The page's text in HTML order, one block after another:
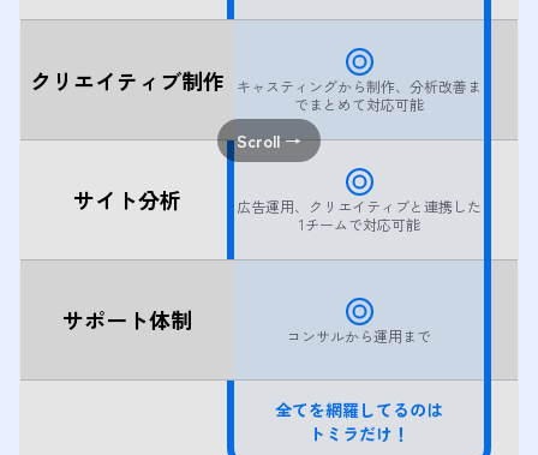
クリエイティブ制作
サイト分析
サポート体制
キャスティングから制作、分析改善ま
でまとめて対応可能
広告運用、クリエイティブと連携した
1チームで対応可能
コンサルから運用まで
全てを網羅してるのは
トミラだけ！
Scroll →